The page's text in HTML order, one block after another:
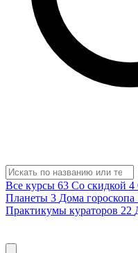
Все курсы 63 Со скидкой 4
Планеты 3 Дома гороскопа
Практикумы кураторов 22